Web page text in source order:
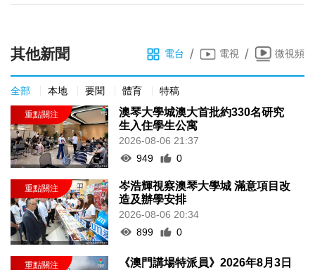
其他新聞 電台 / 電視 / 微視頻
全部 本地 要聞 體育 特稿
澳琴大學城澳大首批約330名研究
生入住學生公寓
2026-08-06 21:37
949
0
岑浩輝視察澳琴大學城 滿意項目改
造及辦學安排
2026-08-06 20:34
899
0
《澳門講場特派員》2026年8月3日